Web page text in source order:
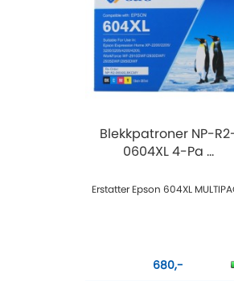
Blekkpatroner NP-
0604XL 4-Pa ...
Erstatter Epson 604XL
680,-